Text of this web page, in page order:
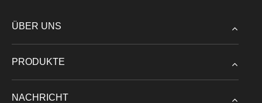
ÜBER UNS
PRODUKTE
NACHRICHT